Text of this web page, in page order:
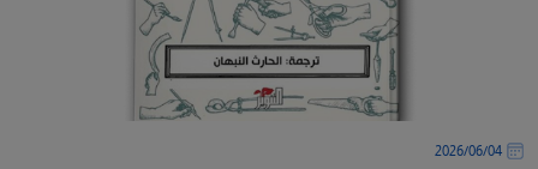
04‏/06‏/2026